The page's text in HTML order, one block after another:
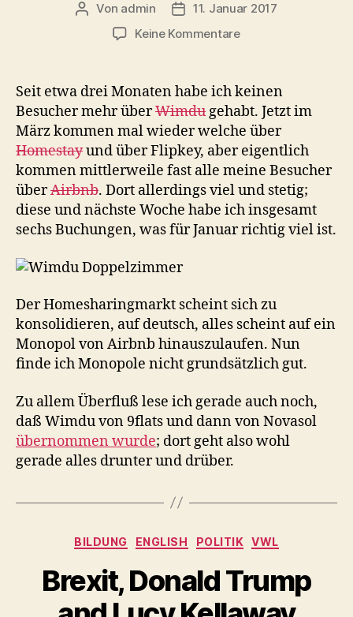
Beitragsautor
Von admin Beitragsdatum
11. Januar 2017
Keine Kommentarezu
mit
anderen
teilen
Seit etwa drei Monaten habe ich keinen
Besucher mehr überWimdugehabt. Jetzt im
März kommen mal wieder welche über
Homestayund über Flipkey, aber eigentlich
kommen mittlerweile fast alle meine Besucher
überAirbnb. Dort allerdings viel und stetig;
diese und nächste Woche habe ich insgesamt
sechs Buchungen, was für Januar richtig viel ist.
Der Homesharingmarkt scheint sich zu
konsolidieren, auf deutsch, alles scheint auf ein
Monopol von Airbnb hinauszulaufen. Nun
finde ich Monopole nicht grundsätzlich gut.
Zu allem Überfluß lese ich gerade auch noch,
daß Wimdu von 9flats und dann von Novasol
übernommen wurde; dort geht also wohl
gerade alles drunter und drüber.
Kategorien
BILDUNG ENGLISH POLITIK VWL
Brexit, Donald Trump